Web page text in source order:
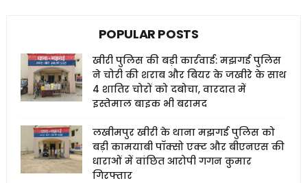
POPULAR POSTS
खीरी पुलिस की बड़ी कार्रवाई: मझगई पुलिस
ने चोरी की शराब और बियर के जखीरे के साथ
4 शातिर चोरों को दबोचा, वारदात में
इस्तेमाल बाइक भी बरामद
लखीमपुर खीरी के थाना मझगई पुलिस को
बड़ी कामयाबी पॉक्सो एक्ट और बीएनएस की
धाराओं में वांछित आरोपी गगन कुमार
गिरफ्तार